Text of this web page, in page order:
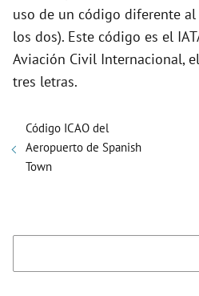
uso de un código diferente al
los dos). Este código es el
Aviación Civil Internacional,
tres letras.
Código ICAO del
Aeropuerto de Spanish
Town